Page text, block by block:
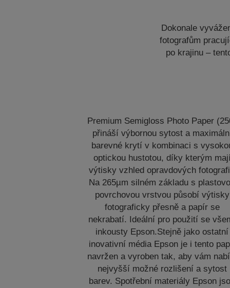
Dokonale
fotografům
po krajinu –
Premium Semigloss Photo Paper
přináší výbornou sytost a
barevné krytí v kombinaci s
optickou hustotou, díky kterým
výtisky vzhled opravdových
Na 265µm silném základu s
povrchovou vrstvou působí výtisky
fotograficky přesně a papír se
nekrabatí. Ideální pro použití se
inkousty Epson.Stejně jako ostatní
inovativní média Epson je i tento
navržen a vyroben tak, aby vám
nejvyšší možné rozlišení a sytost
barev. Spotřební materiály Epson